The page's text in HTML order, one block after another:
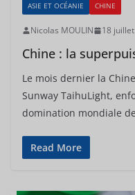
ASIE ET OCÉANIE CHINE
Nicolas MOULIN 18
Chine : la
Le mois dernier la
Sunway TaihuLight,
domination mondiale
Read More